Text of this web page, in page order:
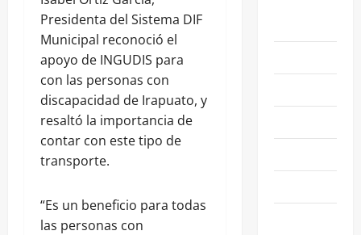
Presidenta del Sistema DIF
Municipal reconoció el
apoyo de INGUDIS para
con las personas con
discapacidad de Irapuato, y
resaltó la importancia de
contar con este tipo de
transporte.
“Es un beneficio para todas
las personas con